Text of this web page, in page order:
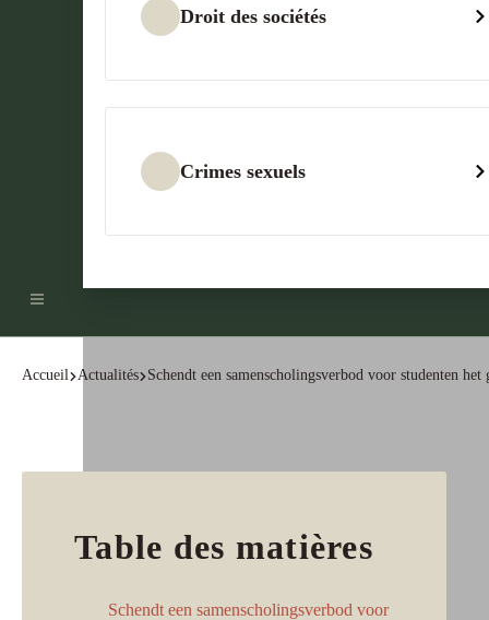
Droit des sociétés
Crimes sexuels
Accueil Actualités Schendt een samenscholingsverbod voor studenten
Table des matières
Schendt een samenscholingsverbod voor